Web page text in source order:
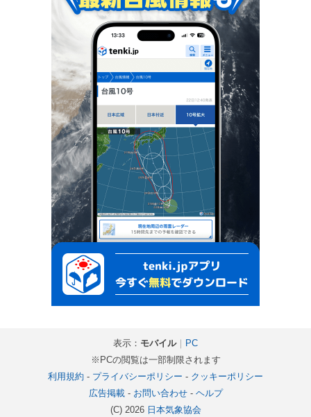
表示： モバイル｜
PC
※PCの閲覧は一部制限されます
利用規約 - プライバシーポリシー - クッキーポリシー
広告掲載- お問い合わせ- ヘルプ
(C) 2026 日本気象協会